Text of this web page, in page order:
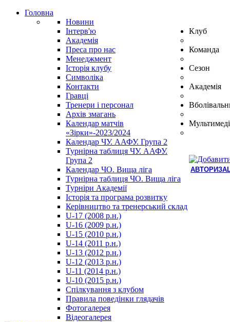
Головна
Новини
Інтерв'ю
Академія
Преса про нас
Клуб
Менеджмент
Історія клубу
Символіка
Контакти
Команда
Гравці
Тренери і персонал
Архів змагань
Сезон
Календар матчів
«Зірки»-2023/2024
Календар ЧУ. ААФУ. Група 2
Турнірна таблиця ЧУ. ААФУ.
Група 2
Календар ЧО. Вища ліга
Турнірна таблиця ЧО. Вища ліга
Академія
Турніри Академії
Історія та програма розвитку
Керівництво та тренерський склад
U-17 (2008 р.н.)
U-16 (2009 р.н.)
U-15 (2010 р.н.)
U-14 (2011 р.н.)
U-13 (2012 р.н.)
U-12 (2013 р.н.)
U-11 (2014 р.н.)
U-10 (2015 р.н.)
Спілкування з клубом
Правила поведінки глядачів
Фотогалерея
Відеогалерея